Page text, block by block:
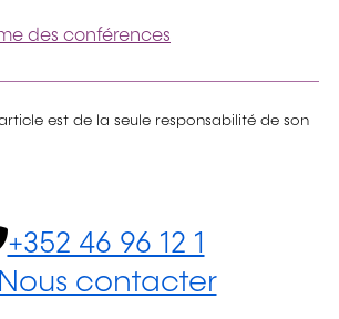
des conférences
est de la seule responsabilité de son
+352 46 96 12 1
Nous contacter